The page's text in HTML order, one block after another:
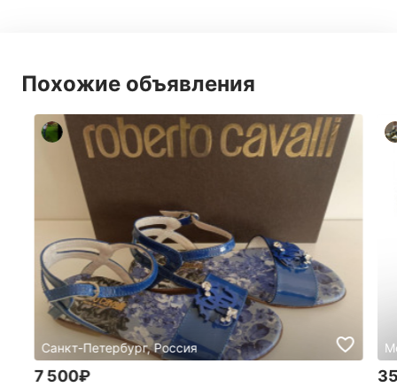
Похожие объявления
Санкт-Петербург, Россия
7 500₽